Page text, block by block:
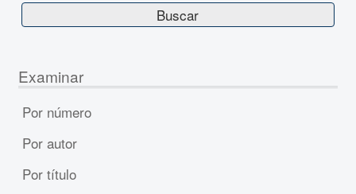
Examinar
Por número
Por autor
Por título